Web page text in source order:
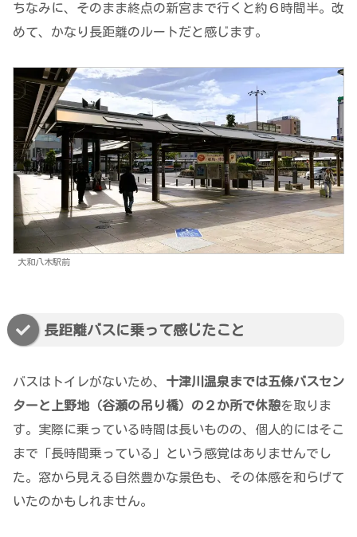
ちなみに、そのまま終点の新宮まで行くと約６時間半。改
めて、かなり長距離のルートだと感じます。
大和八木駅前
長距離バスに乗って感じたこと
バスはトイレがないため、 十津川温泉までは五條バスセン
ターと上野地（谷瀬の吊り橋）の２か所で休憩を取りま
す。実際に乗っている時間は長いものの、個人的にはそこ
まで「長時間乗っている」という感覚はありませんでし
た。窓から見える自然豊かな景色も、その体感を和らげて
いたのかもしれません。